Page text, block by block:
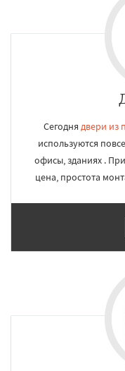
Сегодня двери из
используются
офисы, зданиях .
цена, простота